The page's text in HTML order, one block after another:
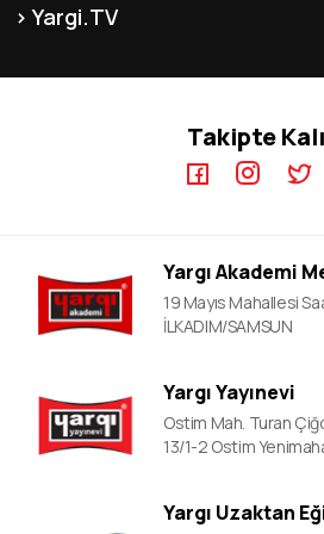
İletişim
MEB-AGS ÖABT Kursları
Yargi.TV
KPSS A Video Dersler
YDS Video Ders
Takipte
Yargı Akademi
19 Mayıs Mahallesi
İLKADIM/SAMSUN
Yargı Yayınevi
Ostim Mah. Turan
13/1-2 Ostim
Yargı Uzaktan